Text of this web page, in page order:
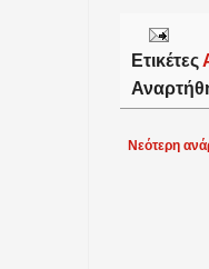
Ετικέτες
Νεότερη